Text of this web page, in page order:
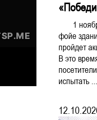
1
фойе
пройдет
В это
испытать ...